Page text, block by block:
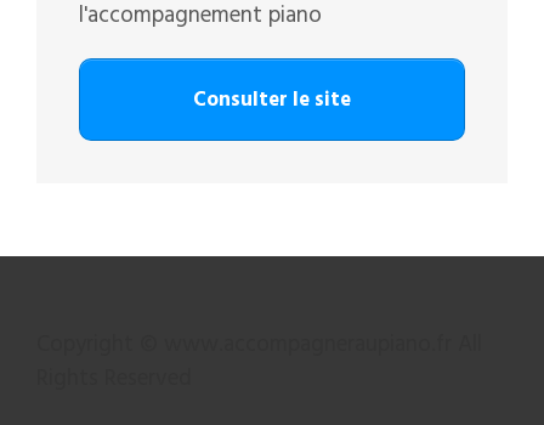
l'accompagnement piano
Consulter le site